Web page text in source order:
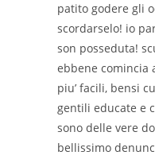
patito godere gli
scordarselo! io
son posseduta!
ebbene comincia
piu’ facili, bensi
gentili educate e
sono delle vere
bellissimo